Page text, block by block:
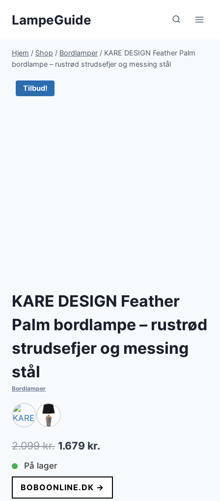
LampeGuide
Hjem / Shop / Bordlamper / KARE DESIGN Feather Palm
bordlampe – rustrød strudsefjer og messing stål
Tilbud!
KARE DESIGN Feather
Palm bordlampe – rustrød
strudsefjer og messing
stål
Bordlamper
2.099kr. Den
pris
var:
1.679 kr.
pris
er:
På lager
BOBOONLINE.DK →